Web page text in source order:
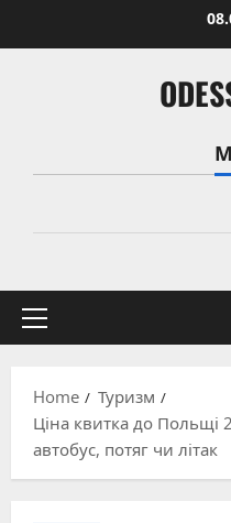
Primary
Home
Туризм
Ціна квитка до Польщі
автобус, потяг чи літак